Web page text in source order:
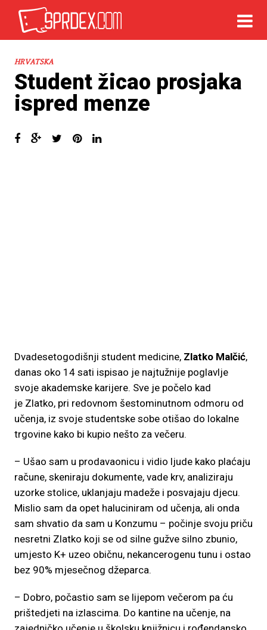
HRVATSKA
Student žicao prosjaka
ispred menze
Dvadesetogodišnji student medicine, Zlatko Malčić,
danas oko 14 sati ispisao je najtužnije poglavlje
svoje akademske karijere. Sve je počelo kad
je Zlatko, pri redovnom šestominutnom odmoru od
učenja, iz svoje studentske sobe otišao do lokalne
trgovine kako bi kupio nešto za večeru.
– Ušao sam u prodavaonicu i vidio ljude kako plaćaju
račune, skeniraju dokumente, vade krv, analiziraju
uzorke stolice, uklanjaju madeže i posvajaju djecu.
Mislio sam da opet haluciniram od učenja, ali onda
sam shvatio da sam u Konzumu – počinje svoju priču
nesretni Zlatko koji se od silne gužve silno zbunio,
umjesto K+ uzeo običnu, nekancerogenu tunu i ostao
bez 90% mjesečnog džeparca.
– Dobro, počastio sam se lijepom večerom pa ću
prištedjeti na izlascima. Do kantine na učenje, na